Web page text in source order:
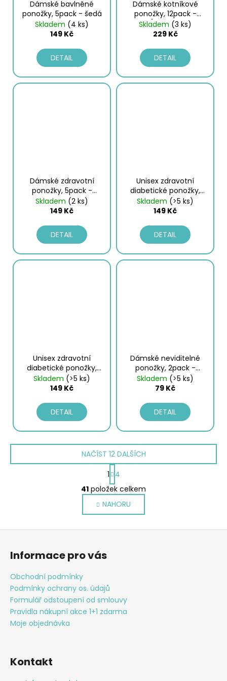
Dámské bavlněné
ponožky, 5pack - šedá
Skladem (4 ks)
149 Kč
DETAIL
Dámské kotníkové
ponožky, 12pack -
bílá/šedý melír |
BENYSON®
Skladem (3 ks)
229 Kč
DETAIL
Dámské zdravotní
ponožky, 5pack -
modrá
Skladem (2 ks)
149 Kč
DETAIL
Unisex zdravotní
diabetické ponožky,
3pack - černá
Skladem (>5 ks)
149 Kč
DETAIL
Unisex zdravotní
diabetické ponožky,
3pack - modrá
Skladem (>5 ks)
149 Kč
DETAIL
Dámské neviditelné
ponožky, 2pack -
černá | Lotto
Skladem (>5 ks)
79 Kč
DETAIL
O
v
l
á
d
v
k
y
NAČÍST 12 DALŠÍCH
S
t
r
á
n
k
o
1
4
41 položek celkem
NAHORU
Informace pro vás
Obchodní podmínky
Podmínky ochrany os. údajů
Formulář odstoupení od smlouvy
Pravidla nákupní akce 1+1 zdarma
Moje objednávka
Kontakt